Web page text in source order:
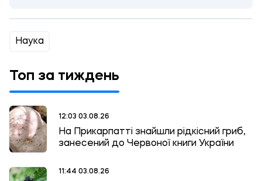
Наука
Топ за тиждень
12:03 03.08.26
На Прикарпатті знайшли рідкісний гриб,
занесений до Червоної книги України
11:44 03.08.26